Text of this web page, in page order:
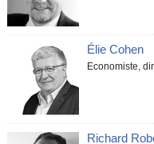
Élie Cohen
Economiste,
Richard